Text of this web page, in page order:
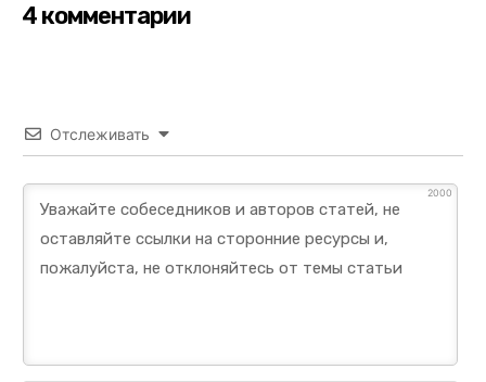
4 комментарии
Отслеживать
2000